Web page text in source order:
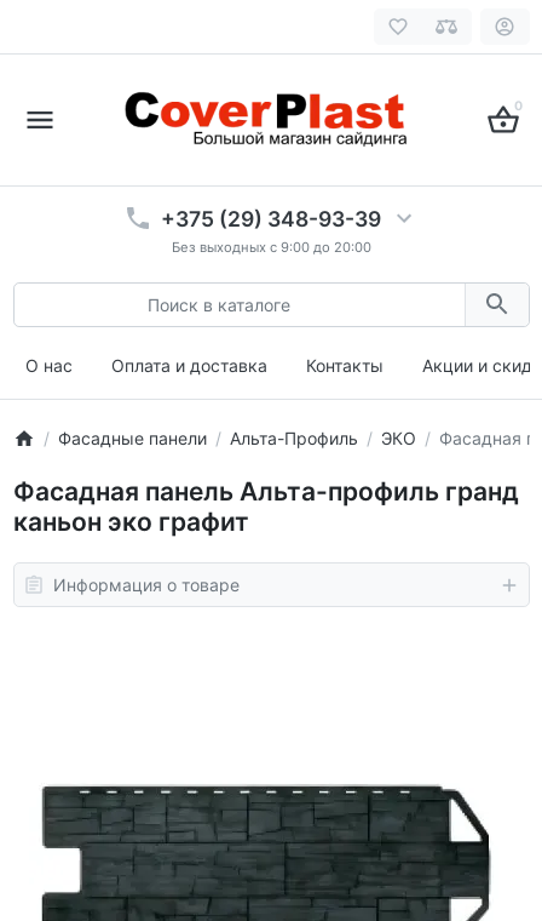
0
+375 (29) 348-93-39
Без выходных с 9:00 до 20:00
О нас Оплата и доставка Контакты Акции и
Фасадные панели Альта-Профиль ЭКО Фасадная
Фасадная панель Альта-профиль гранд
каньон эко графит
Информация о товаре